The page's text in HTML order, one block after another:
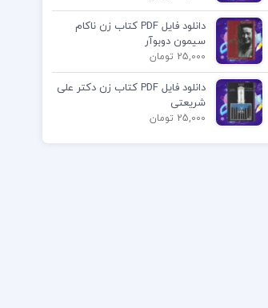
دانلود فایل PDF کتاب زن ناکام
سیمون دوبوآر
25,000 تومان
دانلود فایل PDF کتاب زن دکتر علی
شریعتی
25,000 تومان